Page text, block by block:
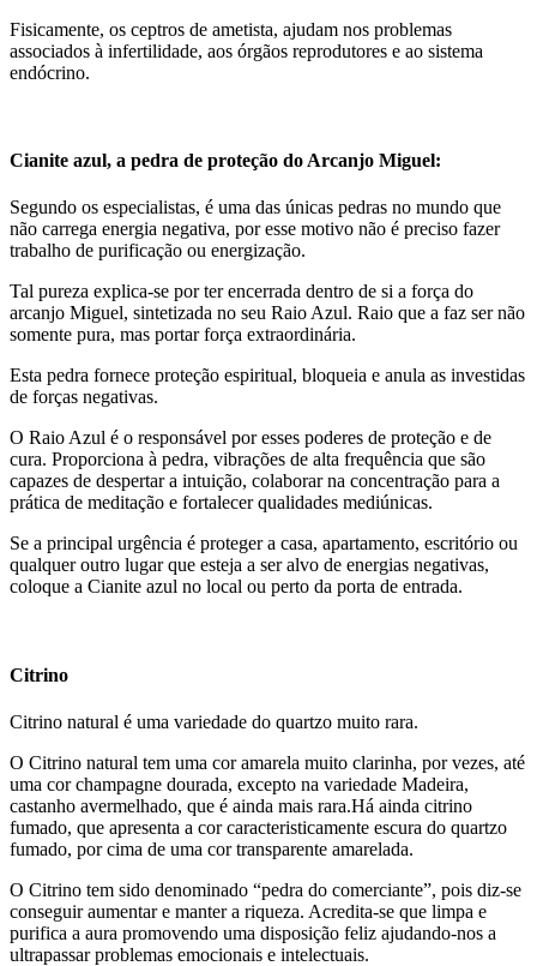
Fisicamente, os ceptros de ametista, ajudam nos problemas
associados à infertilidade, aos órgãos reprodutores e ao sistema
endócrino.
Cianite azul, a pedra de proteção do Arcanjo Miguel:
Segundo os especialistas, é uma das únicas pedras no mundo que
não carrega energia negativa, por esse motivo não é preciso fazer
trabalho de purificação ou energização.
Tal pureza explica-se por ter encerrada dentro de si a força do
arcanjo Miguel, sintetizada no seu Raio Azul. Raio que a faz ser não
somente pura, mas portar força extraordinária.
Esta pedra fornece proteção espiritual, bloqueia e anula as investidas
de forças negativas.
O Raio Azul é o responsável por esses poderes de proteção e de
cura. Proporciona à pedra, vibrações de alta frequência que são
capazes de despertar a intuição, colaborar na concentração para a
prática de meditação e fortalecer qualidades mediúnicas.
Se a principal urgência é proteger a casa, apartamento, escritório ou
qualquer outro lugar que esteja a ser alvo de energias negativas,
coloque a Cianite azul no local ou perto da porta de entrada.
Citrino
Citrino natural é uma variedade do quartzo muito rara.
O Citrino natural tem uma cor amarela muito clarinha, por vezes, até
uma cor champagne dourada, excepto na variedade Madeira,
castanho avermelhado, que é ainda mais rara.Há ainda citrino
fumado, que apresenta a cor caracteristicamente escura do quartzo
fumado, por cima de uma cor transparente amarelada.
O Citrino tem sido denominado “pedra do comerciante”, pois diz-se
conseguir aumentar e manter a riqueza. Acredita-se que limpa e
purifica a aura promovendo uma disposição feliz ajudando-nos a
ultrapassar problemas emocionais e intelectuais.